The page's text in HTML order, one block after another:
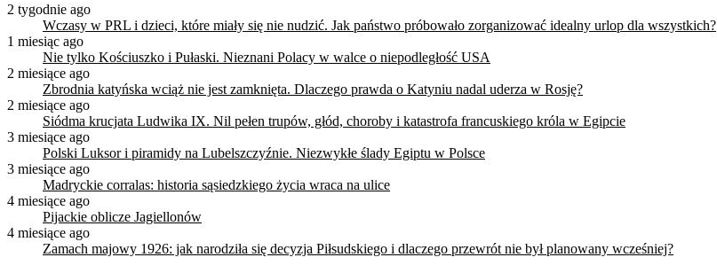
2 tygodnie ago
Wczasy w PRL i dzieci, które miały się nie nudzić. Jak państwo próbowało zorganizować idealny urlop dla wszystkich?
1 miesiąc ago
Nie tylko Kościuszko i Pułaski. Nieznani Polacy w walce o niepodległość USA
2 miesiące ago
Zbrodnia katyńska wciąż nie jest zamknięta. Dlaczego prawda o Katyniu nadal uderza w Rosję?
2 miesiące ago
Siódma krucjata Ludwika IX. Nil pełen trupów, głód, choroby i katastrofa francuskiego króla w Egipcie
3 miesiące ago
Polski Luksor i piramidy na Lubelszczyźnie. Niezwykłe ślady Egiptu w Polsce
3 miesiące ago
Madryckie corralas: historia sąsiedzkiego życia wraca na ulice
4 miesiące ago
Pijackie oblicze Jagiellonów
4 miesiące ago
Zamach majowy 1926: jak narodziła się decyzja Piłsudskiego i dlaczego przewrót nie był planowany wcześniej?